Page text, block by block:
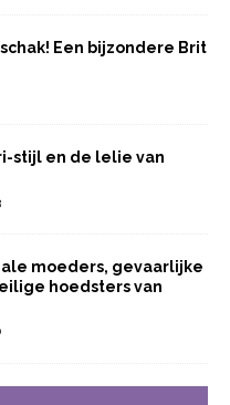
Een bijzondere Brit
stijl en de lelie van
moeders, gevaarlijke
hoedsters van